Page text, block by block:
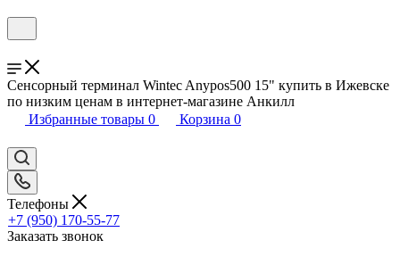
Сенсорный терминал Wintec Anypos500 15" купить в Ижевске
по низким ценам в интернет-магазине Анкилл
Избранные товары 0 Корзина 0
Телефоны
+7 (950) 170-55-77
Заказать звонок